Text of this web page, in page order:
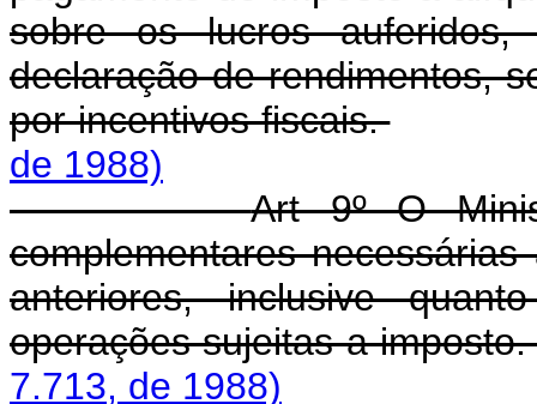
sobre os lucros
declaração de rendimentos,
por incentivos fiscais.
de 1988)
Art 9º O
complementares
anteriores, inclusive
operações sujeitas a
7.713, de 1988)